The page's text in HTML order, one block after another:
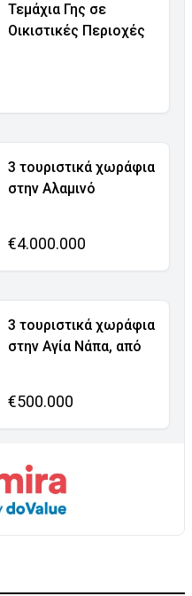
Τεμάχια Γης σε
Οικιστικές Περιοχές
3 τουριστικά χωράφια
στην Αλαμινό
€4.000.000
3 τουριστικά χωράφια
στην Αγία Νάπα, από
€500.000